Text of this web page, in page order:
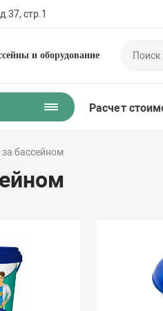
стр.1
и оборудование
Расчет
бассейном